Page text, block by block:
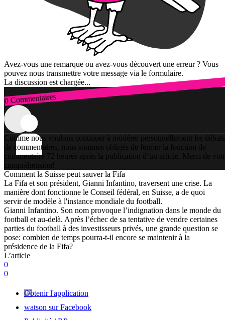
Avez-vous une remarque ou avez-vous découvert une erreur ? Vous
pouvez nous transmettre votre message via le formulaire.
La discussion est chargée...
0 Commentaires
Connexion
Comme nous voulons continuer à modérer personnellement les débats
de commentaires, nous sommes obligés de fermer la fonction de
commentaire 72 heures après la publication d’un article. Merci de
compréhension!
Comment la Suisse peut sauver la Fifa
La Fifa et son président, Gianni Infantino, traversent une crise. La
manière dont fonctionne le Conseil fédéral, en Suisse, a de quoi
servir de modèle à l'instance mondiale du football.
Gianni Infantino. Son nom provoque l’indignation dans le monde du
football et au-delà. Après l’échec de sa tentative de vendre certaines
parties du football à des investisseurs privés, une grande question se
pose: combien de temps pourra-t-il encore se maintenir à la
présidence de la Fifa?
L’article
0
0
Obtenir l'application
watson sur Facebook